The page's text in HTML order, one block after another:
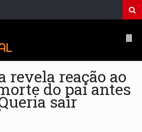
revela reação ao
do pai antes
sair